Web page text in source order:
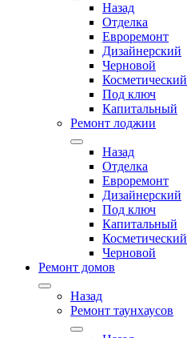
Назад
Отделка
Евроремонт
Дизайнерский
Черновой
Косметический
Под ключ
Капитальный
Ремонт лоджии
Назад
Отделка
Евроремонт
Дизайнерский
Под ключ
Капитальный
Косметический
Черновой
Ремонт домов
Назад
Ремонт таунхаусов